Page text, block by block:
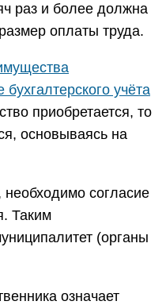
раз и более должна
оплаты труда.
учёта
приобретается, то
основываясь на
согласие
Таким
(органы
означает